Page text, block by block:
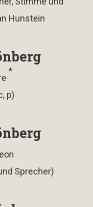
Hunstein
*
p)
Sprecher)